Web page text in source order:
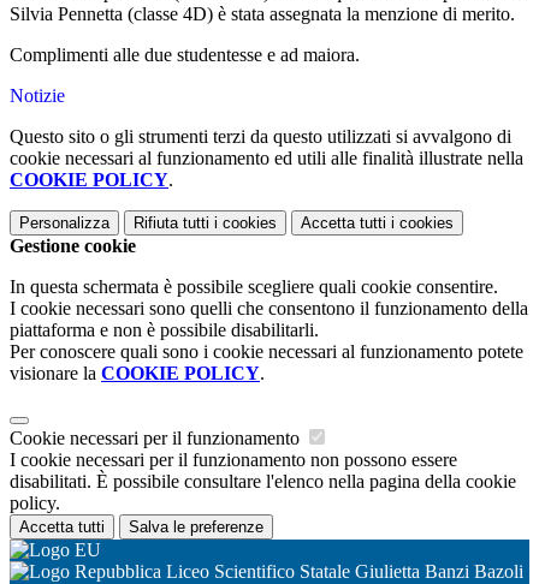
Silvia Pennetta (classe 4D) è stata assegnata la menzione di merito.
Complimenti alle due studentesse e ad maiora.
Notizie
Questo sito o gli strumenti terzi da questo utilizzati si avvalgono di
cookie necessari al funzionamento ed utili alle finalità illustrate nella
COOKIE POLICY.
Personalizza Rifiuta tutti i cookies Accetta tutti i cookies
Gestione cookie
In questa schermata è possibile scegliere quali cookie consentire.
I cookie necessari sono quelli che consentono il funzionamento della
piattaforma e non è possibile disabilitarli.
Per conoscere quali sono i cookie necessari al funzionamento potete
visionare la COOKIE POLICY.
Cookie necessari per il funzionamento
I cookie necessari per il funzionamento non possono essere
disabilitati. È possibile consultare l'elenco nella pagina della cookie
policy.
Accetta tutti Salva le preferenze
Liceo Scientifico Statale Giulietta Banzi Bazoli